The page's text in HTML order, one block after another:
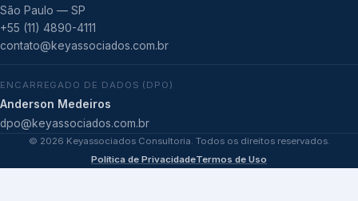
São Paulo — SP
+55 (11) 4890-4111
contato@keyassociados.com.br
ENCARREGADO DE DADOS (DPO)
Anderson Medeiros
dpo@keyassociados.com.br
© 2026 Keyassociados Consultoria. Todos os direitos reservados.
Política de PrivacidadeTermos de Uso